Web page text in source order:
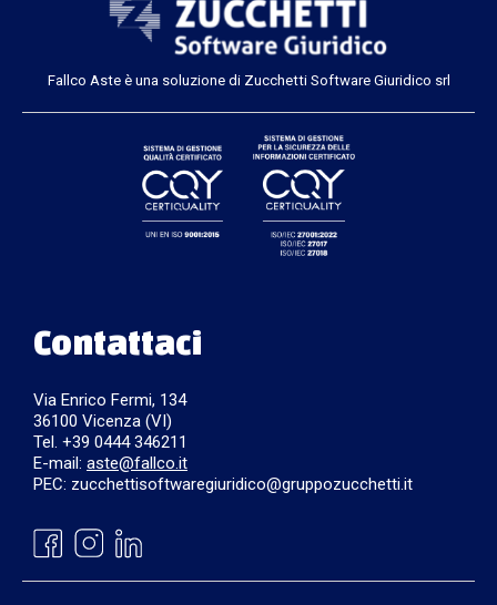
Fallco Aste è una soluzione di Zucchetti Software Giuridico srl
Contattaci
Via Enrico Fermi, 134
36100 Vicenza (VI)
Tel. +39 0444 346211
E-mail: aste@fallco.it
PEC: zucchettisoftwaregiuridico@gruppozucchetti.it